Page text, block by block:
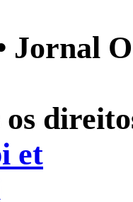
Jornal